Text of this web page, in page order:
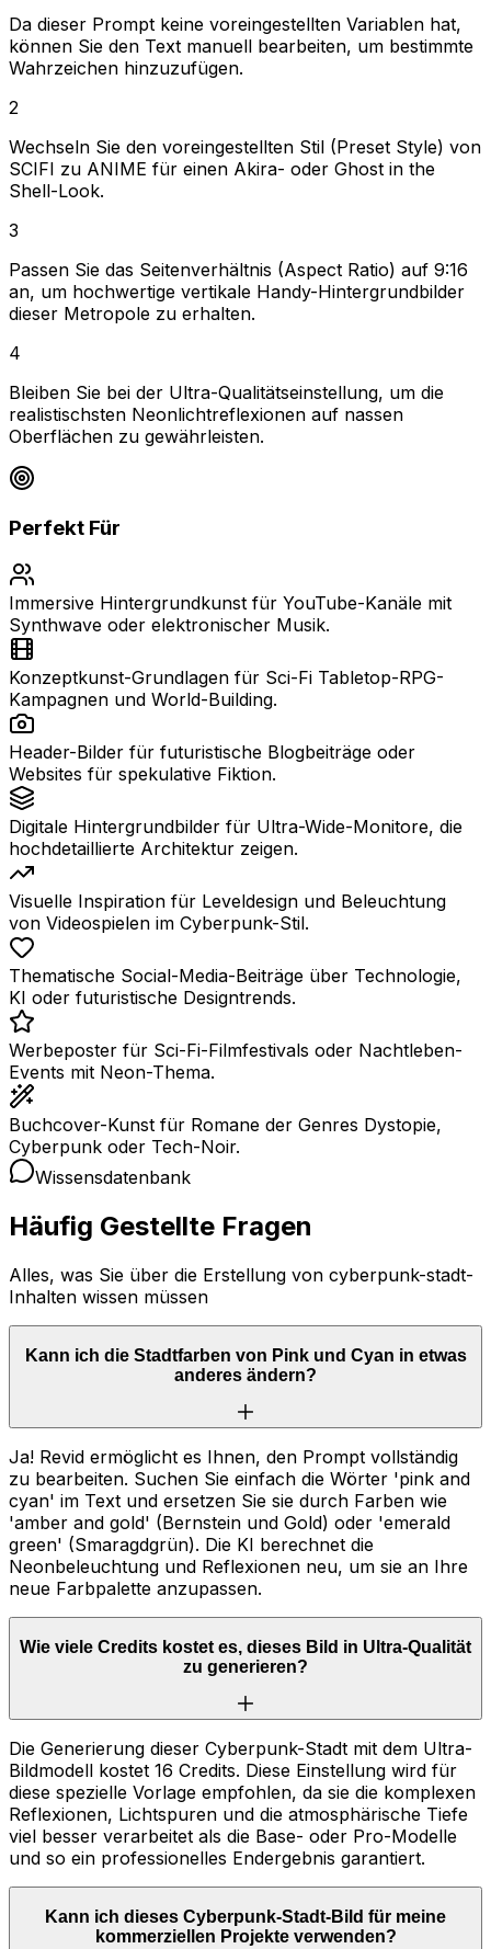
Da dieser Prompt keine voreingestellten Variablen hat,
können Sie den Text manuell bearbeiten, um bestimmte
Wahrzeichen hinzuzufügen.
2
Wechseln Sie den voreingestellten Stil (Preset Style) von
SCIFI zu ANIME für einen Akira- oder Ghost in the
Shell-Look.
3
Passen Sie das Seitenverhältnis (Aspect Ratio) auf 9:16
an, um hochwertige vertikale Handy-Hintergrundbilder
dieser Metropole zu erhalten.
4
Bleiben Sie bei der Ultra-Qualitätseinstellung, um die
realistischsten Neonlichtreflexionen auf nassen
Oberflächen zu gewährleisten.
Perfekt Für
Immersive Hintergrundkunst für YouTube-Kanäle mit
Synthwave oder elektronischer Musik.
Konzeptkunst-Grundlagen für Sci-Fi Tabletop-RPG-
Kampagnen und World-Building.
Header-Bilder für futuristische Blogbeiträge oder
Websites für spekulative Fiktion.
Digitale Hintergrundbilder für Ultra-Wide-Monitore, die
hochdetaillierte Architektur zeigen.
Visuelle Inspiration für Leveldesign und Beleuchtung
von Videospielen im Cyberpunk-Stil.
Thematische Social-Media-Beiträge über Technologie,
KI oder futuristische Designtrends.
Werbeposter für Sci-Fi-Filmfestivals oder Nachtleben-
Events mit Neon-Thema.
Buchcover-Kunst für Romane der Genres Dystopie,
Cyberpunk oder Tech-Noir.
Wissensdatenbank
Häufig Gestellte Fragen
Alles, was Sie über die Erstellung von cyberpunk-stadt-
Inhalten wissen müssen
Kann ich die Stadtfarben von Pink und Cyan in etwas
anderes ändern?
Ja! Revid ermöglicht es Ihnen, den Prompt vollständig
zu bearbeiten. Suchen Sie einfach die Wörter 'pink and
cyan' im Text und ersetzen Sie sie durch Farben wie
'amber and gold' (Bernstein und Gold) oder 'emerald
green' (Smaragdgrün). Die KI berechnet die
Neonbeleuchtung und Reflexionen neu, um sie an Ihre
neue Farbpalette anzupassen.
Wie viele Credits kostet es, dieses Bild in Ultra-Qualität
zu generieren?
Die Generierung dieser Cyberpunk-Stadt mit dem Ultra-
Bildmodell kostet 16 Credits. Diese Einstellung wird für
diese spezielle Vorlage empfohlen, da sie die komplexen
Reflexionen, Lichtspuren und die atmosphärische Tiefe
viel besser verarbeitet als die Base- oder Pro-Modelle
und so ein professionelles Endergebnis garantiert.
Kann ich dieses Cyberpunk-Stadt-Bild für meine
kommerziellen Projekte verwenden?